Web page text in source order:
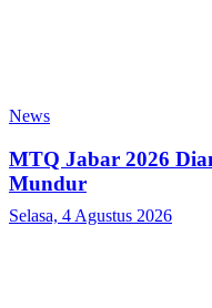
News
MTQ Jabar 2026
Mundur
Selasa, 4 Agustus 2026